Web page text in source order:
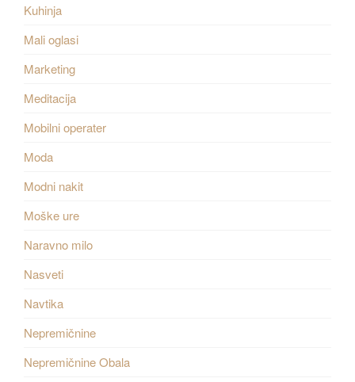
Kuhinja
Mali oglasi
Marketing
Meditacija
Mobilni operater
Moda
Modni nakit
Moške ure
Naravno milo
Nasveti
Navtika
Nepremičnine
Nepremičnine Obala